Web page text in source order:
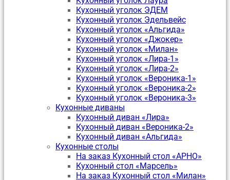
Кухонный уголок ЭДЕМ
Кухонный уголок Эдельвейс
Кухонный уголок «Альгида»
Кухонный уголок «Джокер»
Кухонный уголок «Милан»
Кухонный уголок «Лира-1»
Кухонный уголок «Лира-2»
Кухонный уголок «Вероника-1»
Кухонный уголок «Вероника-2»
Кухонный уголок «Вероника-3»
Кухонные диваны
Кухонный диван «Лира»
Кухонный диван «Вероника-2»
Кухонный диван «Альгида»
Кухонные столы
На заказ Кухонный стол «АРНО»
Кухонный стол «Марсель»
На заказ Кухонный стол «Милан»